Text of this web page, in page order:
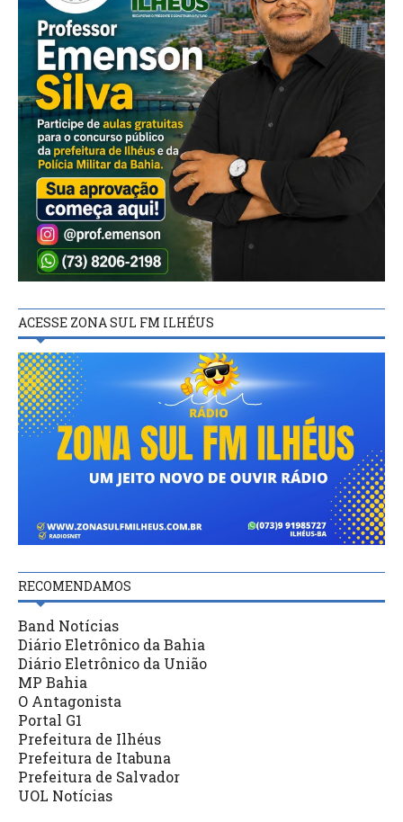
ACESSE ZONA SUL FM ILHÉUS
RECOMENDAMOS
Band Notícias
Diário Eletrônico da Bahia
Diário Eletrônico da União
MP Bahia
O Antagonista
Portal G1
Prefeitura de Ilhéus
Prefeitura de Itabuna
Prefeitura de Salvador
UOL Notícias